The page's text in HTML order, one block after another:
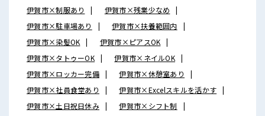
伊賀市×制服あり
伊賀市×残業少なめ
伊賀市×駐車場あり
伊賀市×扶養範囲内
伊賀市×染髪OK
伊賀市×ピアスOK
伊賀市×タトゥーOK
伊賀市×ネイルOK
伊賀市×ロッカー完備
伊賀市×休憩室あり
伊賀市×社員食堂あり
伊賀市×Excelスキルを活かす
伊賀市×土日祝日休み
伊賀市×シフト制